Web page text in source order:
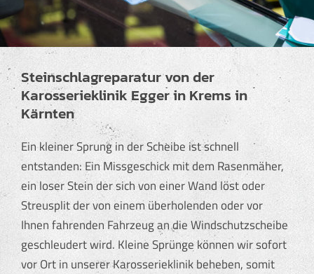
Steinschlagreparatur von der
Karosserieklinik Egger in Krems in
Kärnten
Ein kleiner Sprung in der Scheibe ist schnell
entstanden: Ein Missgeschick mit dem Rasenmäher,
ein loser Stein der sich von einer Wand löst oder
Streusplit der von einem überholenden oder vor
Ihnen fahrenden Fahrzeug an die Windschutzscheibe
geschleudert wird. Kleine Sprünge können wir sofort
vor Ort in unserer Karosserieklinik beheben, somit